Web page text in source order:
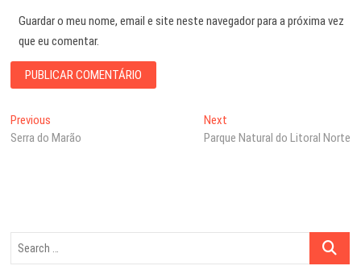
Guardar o meu nome, email e site neste navegador para a próxima vez
que eu comentar.
Navegação
de
Previous
post:
Serra do Marão
NextNext
post:
Parque Natural do Litoral Norte
Search